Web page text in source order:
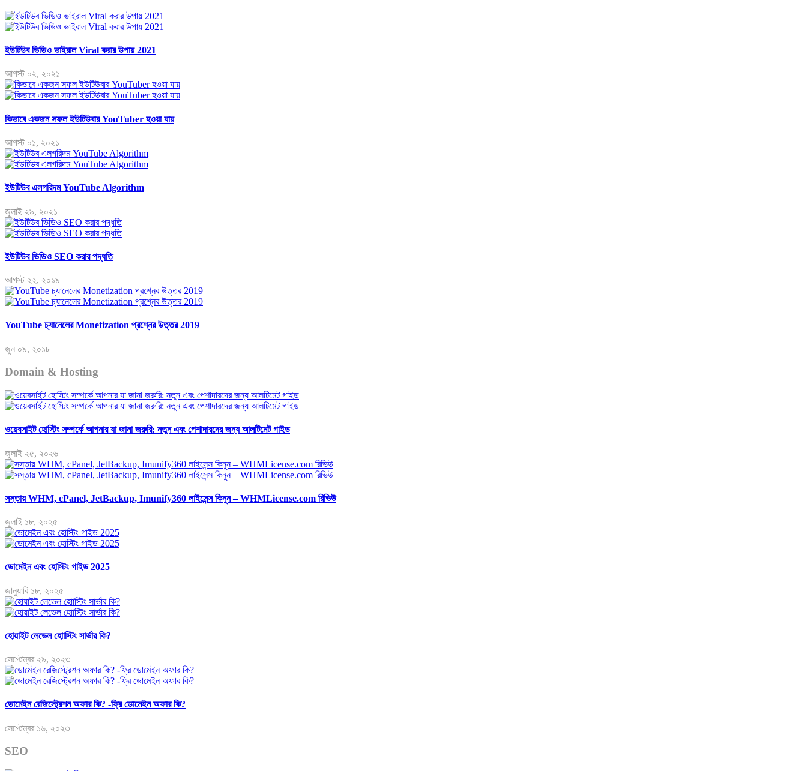
ইউটিউব ভিডিও ভাইরাল Viral করার উপায় 2021
আগস্ট ০২, ২০২১
কিভাবে একজন সফল ইউটিউবার YouTuber হওয়া যায়
আগস্ট ০১, ২০২১
ইউটিউব এলগরিদম YouTube Algorithm
জুলাই ২৯, ২০২১
ইউটিউব ভিডিও SEO করার পদ্ধতি
আগস্ট ২২, ২০১৯
YouTube চ্যানেলের Monetization প্রশ্নের উত্তর 2019
জুন ০৯, ২০১৮
Domain & Hosting
ওয়েবসাইট হোস্টিং সম্পর্কে আপনার যা জানা জরুরি: নতুন এবং পেশাদারদের জন্য আলটিমেট গাইড
জুলাই ২৫, ২০২৬
সস্তায় WHM, cPanel, JetBackup, Imunify360 লাইসেন্স কিনুন – WHMLicense.com রিভিউ
জুলাই ১৮, ২০২৫
ডোমেইন এবং হোস্টিং গাইড 2025
জানুয়ারি ১৮, ২০২৫
হোয়াইট লেভেল হোাস্টিং সার্ভার কি?
সেপ্টেম্বর ২৯, ২০২৩
ডোমেইন রেজিস্ট্রেশন অফার কি? -ফ্রি ডোমেইন অফার কি?
সেপ্টেম্বর ১৬, ২০২৩
SEO